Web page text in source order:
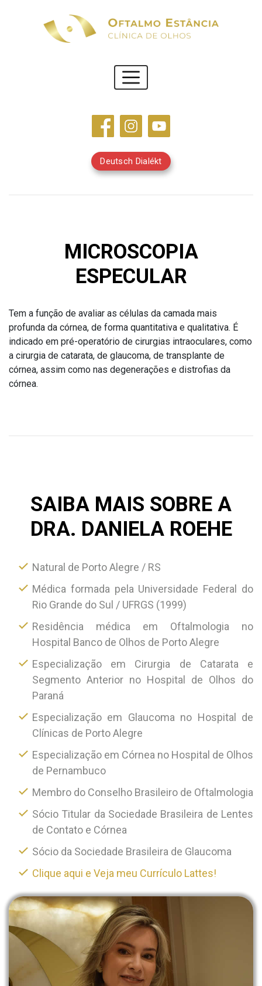
Deutsch Dialékt
MICROSCOPIA
ESPECULAR
Tem a função de avaliar as células da camada mais
profunda da córnea, de forma quantitativa e qualitativa. É
indicado em pré-operatório de cirurgias intraoculares, como
a cirurgia de catarata, de glaucoma, de transplante de
córnea, assim como nas degenerações e distrofias da
córnea.
SAIBA MAIS SOBRE A
DRA. DANIELA ROEHE
Natural de Porto Alegre / RS
Médica formada pela Universidade Federal do
Rio Grande do Sul / UFRGS (1999)
Residência médica em Oftalmologia no
Hospital Banco de Olhos de Porto Alegre
Especialização em Cirurgia de Catarata e
Segmento Anterior no Hospital de Olhos do
Paraná
Especialização em Glaucoma no Hospital de
Clínicas de Porto Alegre
Especialização em Córnea no Hospital de Olhos
de Pernambuco
Membro do Conselho Brasileiro de Oftalmologia
Sócio Titular da Sociedade Brasileira de Lentes
de Contato e Córnea
Sócio da Sociedade Brasileira de Glaucoma
Clique aqui e Veja meu Currículo Lattes!